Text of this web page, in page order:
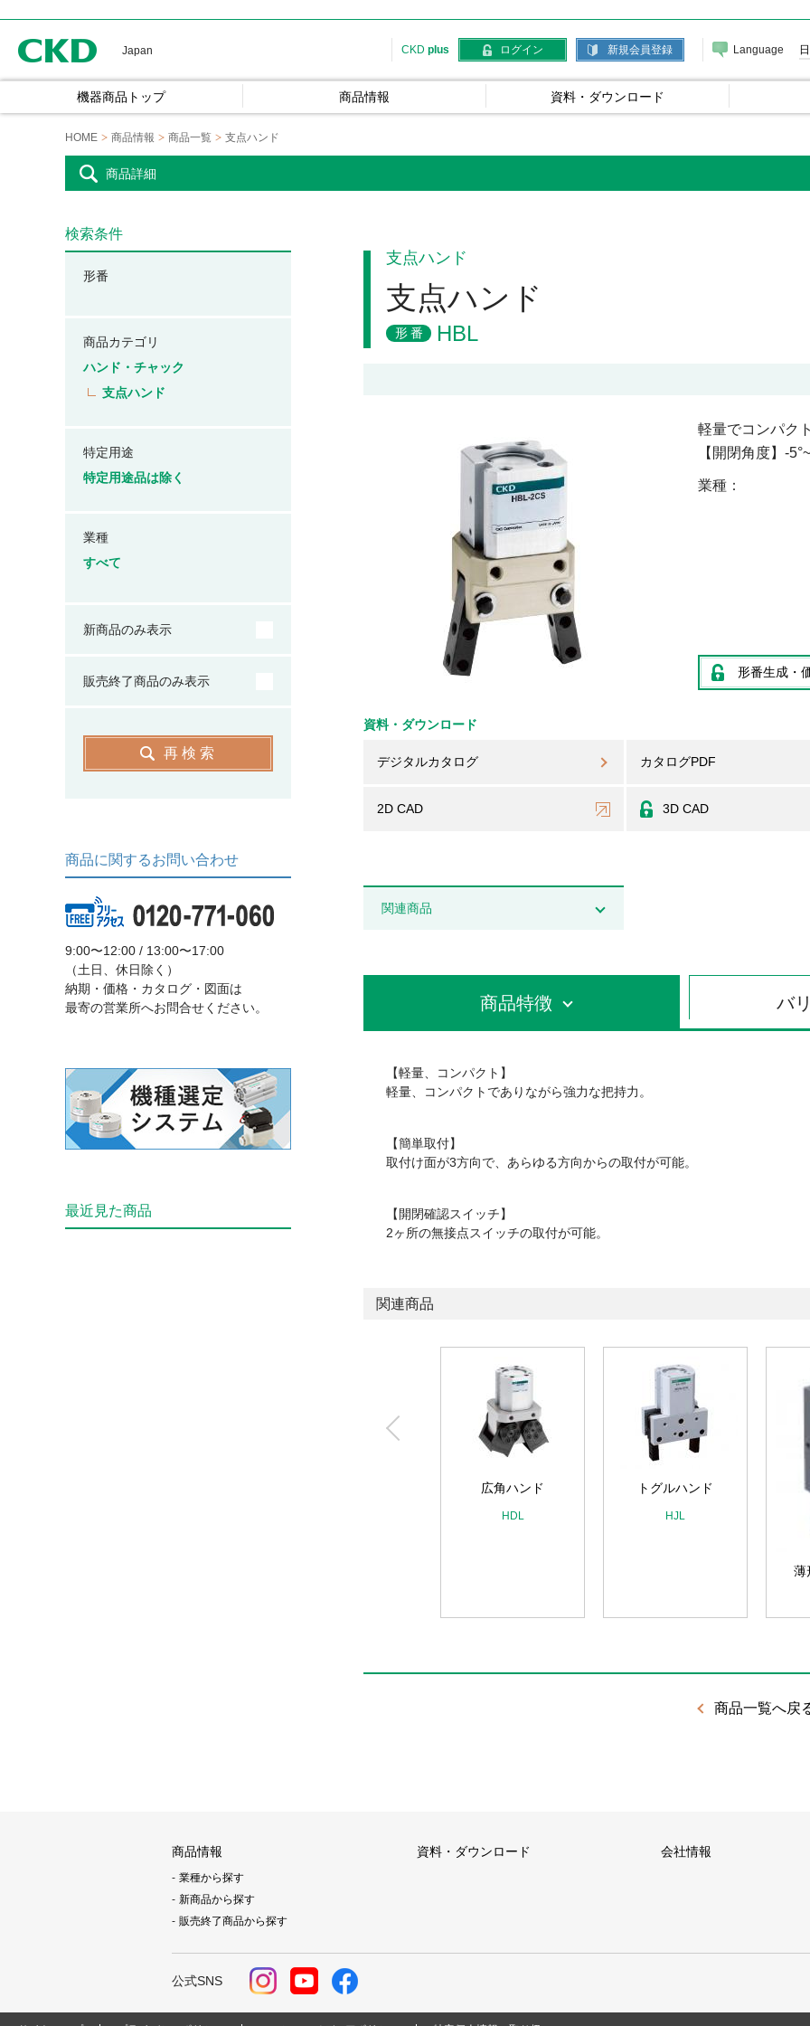
Japan CKD plus ログイン 新規会員登録 Language
機器商品トップ 商品情報 資料・ダウンロード
HOME 商品情報 商品一覧 支点ハンド
商品詳細
支点ハンド
支点ハンド
形番 HBL
軽量でコンパク
【開閉角度】-
業種
形番生成・
資料・ダウンロード
デジタルカタログ カタログPDF
2D CAD 3D CAD
関連商品
商品特徴 バ
【軽量、コンパクト】
軽量、コンパクトでありながら強力な把持力。
【簡単取付】
取付け面が3方向で、あらゆる方向からの取付が可能。
【開閉確認スイッチ】
2ヶ所の無接点スイッチの取付が可能。
関連商品
広角ハンド
HDL
トグルハンド
HJL
薄
商品一覧へ戻
検索条件
形番
商品カテゴリ
ハンド・チャック
支点ハンド
特定用途
特定用途品は除く
業種
すべて
新商品のみ表示
販売終了商品のみ表示
再検索
商品に関するお問い合わせ
9:00〜12:00 / 13:00〜17:00
（土日、休日除く）
納期・価格・カタログ・図面は
最寄の営業所へお問合せください。
最近見た商品
商品情報
業種から探す
新商品から探す
販売終了商品から探す
資料・ダウンロード 会社情報
公式SNS